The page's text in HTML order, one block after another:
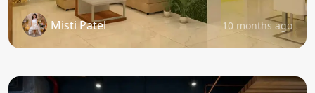
Misti Patel 10 months ago